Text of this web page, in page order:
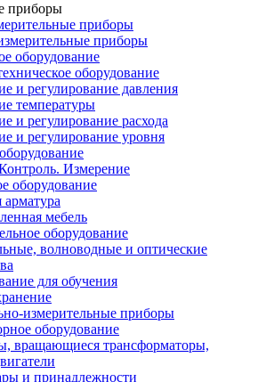
приборы
приборы
приборы
оборудование
оборудование
и регулирование давления
температуры
и регулирование расхода
и регулирование уровня
Измерение
оборудование
арматура
мебель
оборудование
волноводные и оптические
для обучения
измерительные приборы
оборудование
вращающиеся трансформаторы,
и принадлежности